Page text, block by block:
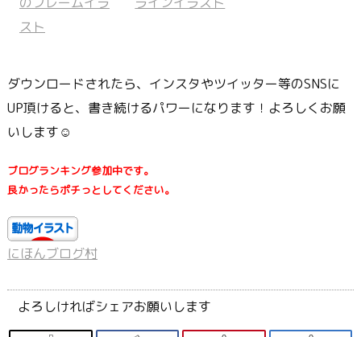
ダウンロードされたら、インスタやツイッター等のSNSに
UP頂けると、書き続けるパワーになります！よろしくお願
いします☺
ブログランキング参加中です。
良かったらポチっとしてください。
にほんブログ村
よろしければシェアお願いします